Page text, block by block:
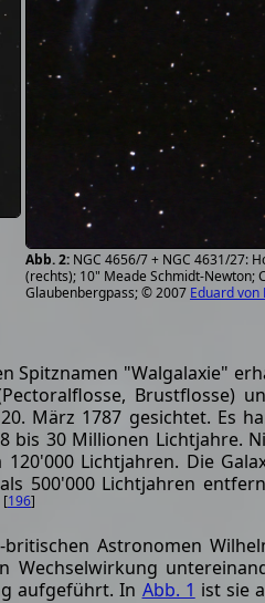
NGC 4656/7 + NGC 4631/27:
(rechts); 10" Meade Schmidt-Newton;
Glaubenbergpass; © 2007 Eduard von
Spitznamen "Walgalaxie"
Brustflosse)
März 1787 gesichtet. Es
30 Millionen Lichtjahre.
Lichtjahren. Die
500'000 Lichtjahren
[196]
Astronomen
Wechselwirkung
aufgeführt. In Abb. 1 ist sie